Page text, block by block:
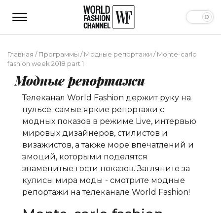
Главная /Программы /Модные репортажи /Monte-carlo
fashion week 2018 part 1
Модные репортажи
Телеканал World Fashion держит руку на
пульсе: самые яркие репортажи с
модных показов в режиме Live, интервью
мировых дизайнеров, стилистов и
визажистов, а также море впечатлений и
эмоций, которыми поделятся
знаменитые гости показов. Загляните за
кулисы мира моды - смотрите модные
репортажи на телеканале World Fashion!